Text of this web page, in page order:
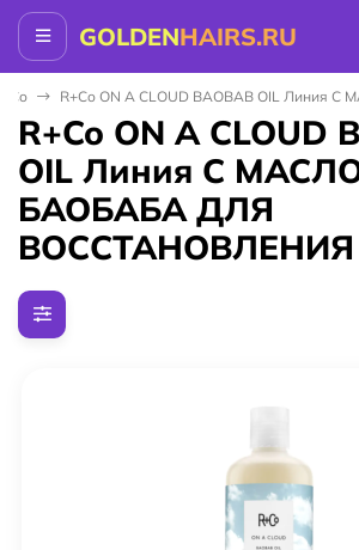
GOLDENHAIRS.RU
R+Co ON A CLOUD BAOBAB OIL
R+Co ON A CLOUD
OIL Линия С
БАОБАБА ДЛЯ